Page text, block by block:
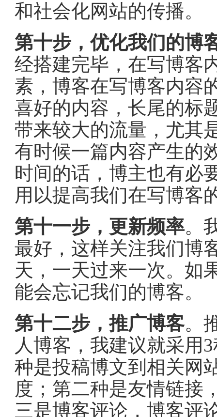
和社会化网站的传播。
第十步，优化我们的博
经搭建完毕，在写博客
素，博客在写博客内容
喜好的内容，长尾的标
带来较大的流量，尤其
有时候一篇内容产生的
时间的话，博主也有必
用以提高我们在写博客
第十一步，更新频率。
最好，这样关注我们博
天，一天过来一次。如
能会忘记我们的博客。
第十二步，推广博客。
人博客，我建议就采用
种是投稿博文到相关网
度；第二种是友情链接
三是博客评论，博客评